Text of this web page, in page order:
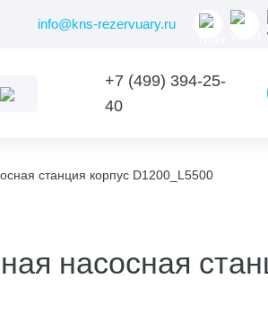
info@kns-rezervuary.ru
+7 (499) 394-25-
40
станция корпус D1200_L5500
насосная